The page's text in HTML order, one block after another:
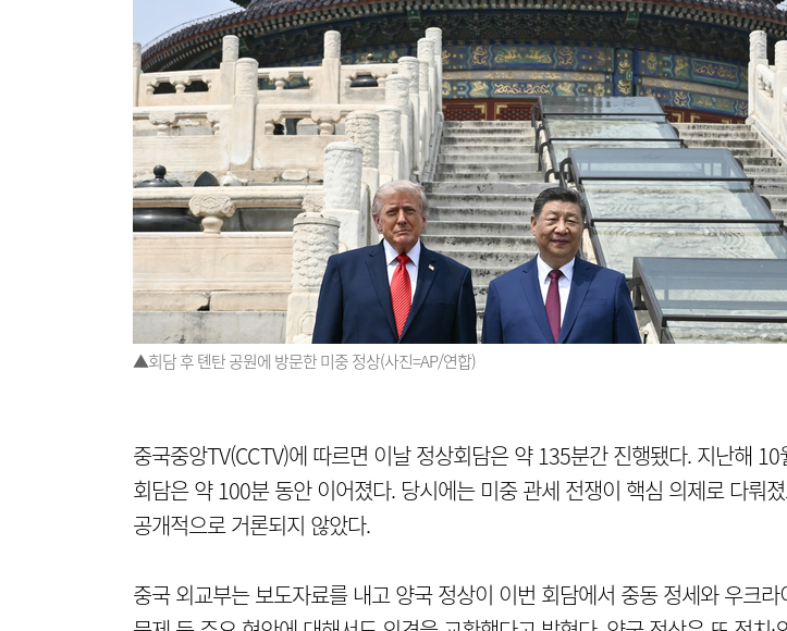
▲회담 후 톈탄 공원에 방문한 미중 정상(사진=AP/연합)
중국중앙TV(CCTV)에 따르면 이날 정상회담은 약 135분간 진행됐다. 지난해
회담은 약 100분 동안 이어졌다. 당시에는 미중 관세 전쟁이 핵심 의제로 다뤄
공개적으로 거론되지 않았다.
중국 외교부는 보도자료를 내고 양국 정상이 이번 회담에서 중동 정세와 우크